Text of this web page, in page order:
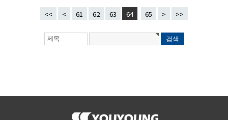
<< < 61 62 63 64 65 > >>